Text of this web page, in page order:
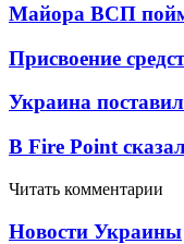
Майора ВСП
Присвоение
Украина
В Fire Point
Читать комментарии
Новости Украины